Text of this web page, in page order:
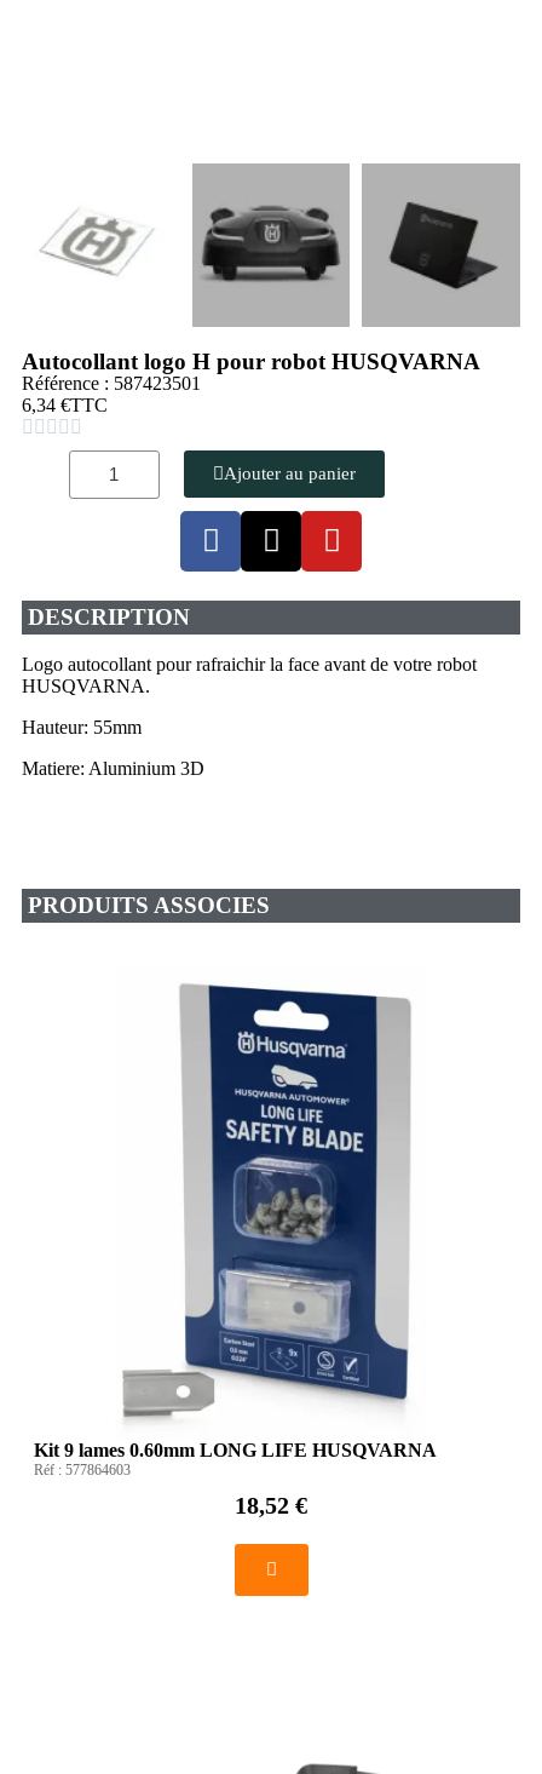
Autocollant logo H pour robot HUSQVARNA
Référence : 587423501
6,34 €TTC
    
Ajouter au panier
DESCRIPTION
Logo autocollant pour rafraichir la face avant de votre robot
HUSQVARNA.
Hauteur: 55mm
Matiere: Aluminium 3D
PRODUITS ASSOCIES
Kit 9 lames 0.60mm LONG LIFE HUSQVARNA
Réf : 577864603
18,52 €